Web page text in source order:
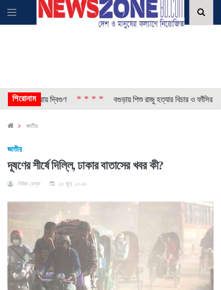
শিরোনাম
প্রায় দ্বিগুণ * * * * বগুড়ায় শিশু রাজু হত্যার বিচার ও ফাঁসির দাবিতে
জাতীয়
জাতীয়
দূষণের শীর্ষে দিল্লি, ঢাকার বাতাসের খবর কী?
নিউজ ডেস্ক ১৮ জুন, ২০২৬